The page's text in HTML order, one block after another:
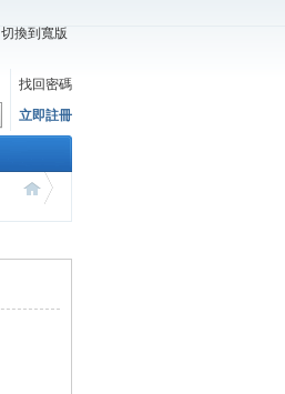
切換到寬版
找回密碼
立即註冊